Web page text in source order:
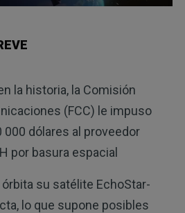
la historia, la Comisión
(FCC) le impuso
000 dólares al proveedor
por basura espacial
su satélite EchoStar-
lo que supone posibles